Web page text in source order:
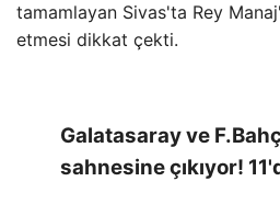
tamamlayan Sivas'ta Rey
etmesi dikkat çekti.
Galatasaray ve
sahnesine çıkıyor!